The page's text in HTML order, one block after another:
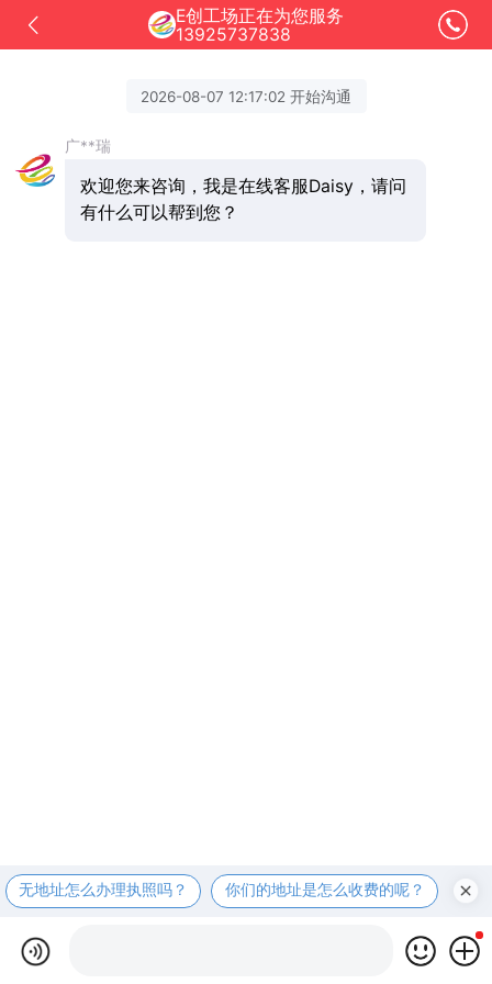
E创工场正在为您服务
13925737838
2026-08-07 12:17:02 开始沟通
广**瑞
欢迎您来咨询，我是在线客服Daisy，请问
有什么可以帮到您？
无地址怎么办理执照吗？ 你们的地址是怎么收费的呢？ 现